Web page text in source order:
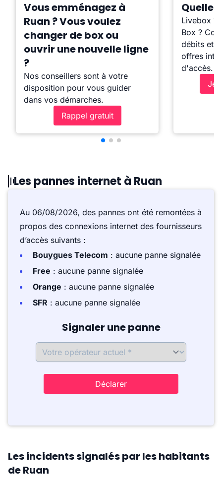
Vous emménagez à
Ruan ? Vous voulez
changer de box ou
ouvrir une nouvelle ligne
?
Nos conseillers sont à votre
disposition pour vous guider
dans vos démarches.
Rappel gratuit
Quelle
Livebox ?
Box ?
débits et
offres
d'accès.
Je
Les pannes internet à Ruan
Au 06/08/2026, des pannes ont été remontées à
propos des connexions internet des fournisseurs
d’accès suivants :
Bouygues Telecom : aucune panne signalée
Free : aucune panne signalée
Orange : aucune panne signalée
SFR : aucune panne signalée
Signaler une panne
Déclarer
Les incidents signalés par les habitants
de Ruan